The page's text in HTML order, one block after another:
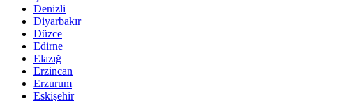
Denizli
Diyarbakır
Düzce
Edirne
Elazığ
Erzincan
Erzurum
Eskişehir